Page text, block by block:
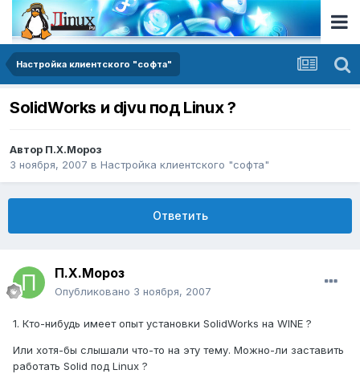
Настройка клиентского "софта"
SolidWorks и djvu под Linux ?
Автор П.Х.Мороз
3 ноября, 2007 в Настройка клиентского "софта"
Ответить
П.Х.Мороз
Опубликовано 3 ноября, 2007
1. Кто-нибудь имеет опыт установки SolidWorks на WINE ?
Или хотя-бы слышали что-то на эту тему. Можно-ли заставить
работать Solid под Linux ?